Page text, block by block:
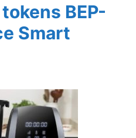
BEP-
Smart